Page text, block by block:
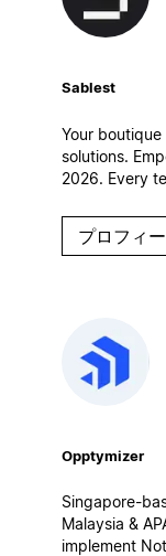
Sablest
Your
solutions. Empowered 90+ diverse clients in 2023-
2026. Every
collaborate
tailored to
プロフィ
Opptymizer
Singapore-
Malaysia &
implement